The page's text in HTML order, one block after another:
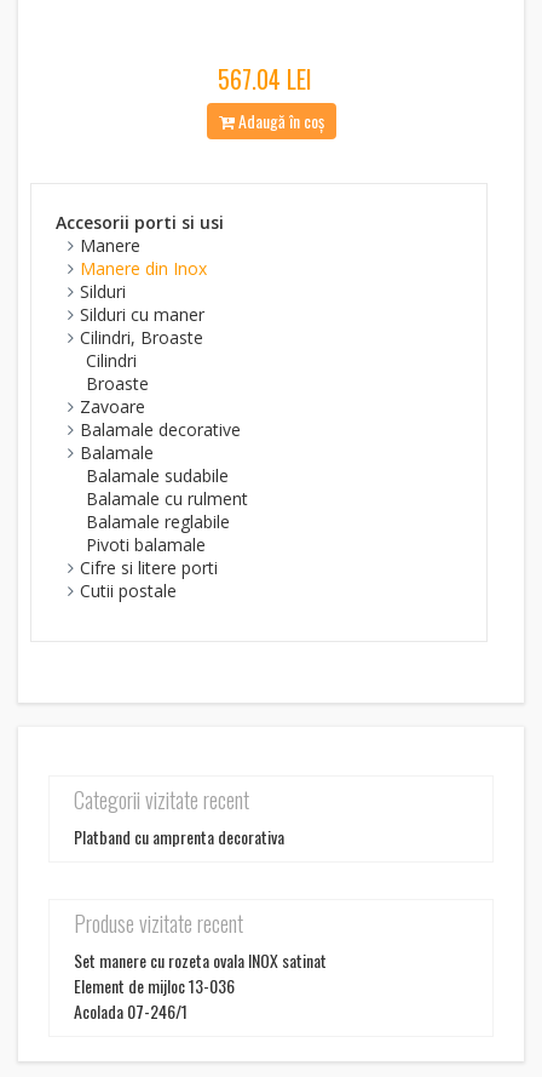
567.04 LEI
Adaugă în coș
Accesorii porti si usi
Manere
Manere din Inox
Silduri
Silduri cu maner
Cilindri, Broaste
Cilindri
Broaste
Zavoare
Balamale decorative
Balamale
Balamale sudabile
Balamale cu rulment
Balamale reglabile
Pivoti balamale
Cifre si litere porti
Cutii postale
Categorii vizitate recent
Platband cu amprenta decorativa
Produse vizitate recent
Set manere cu rozeta ovala INOX satinat
Element de mijloc 13-036
Acolada 07-246/1